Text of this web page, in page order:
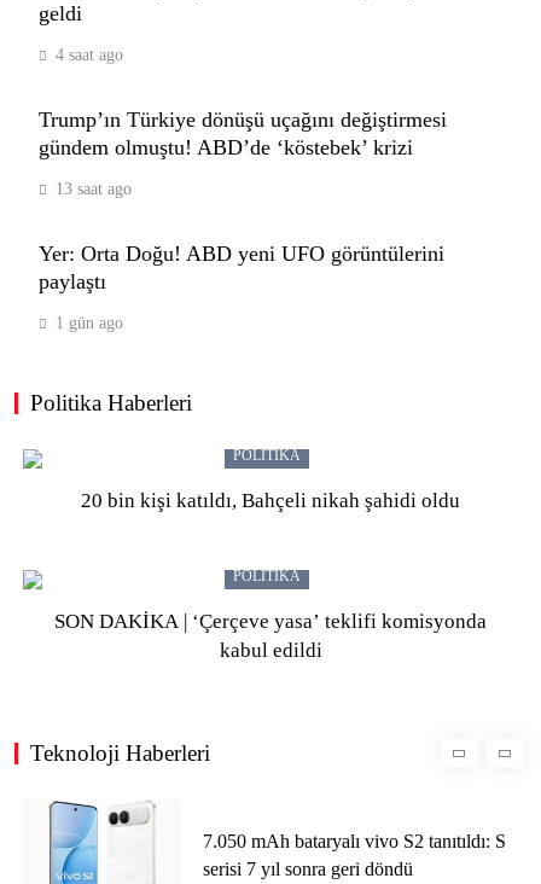
Politika Haberleri
POLITIKA
20 bin kişi katıldı, Bahçeli nikah şahidi oldu
POLITIKA
SON DAKİKA | ‘Çerçeve yasa’ teklifi komisyonda
kabul edildi
geldi
4 saat ago
Trump’ın Türkiye dönüşü uçağını değiştirmesi
gündem olmuştu! ABD’de ‘köstebek’ krizi
13 saat ago
Yer: Orta Doğu! ABD yeni UFO görüntülerini
paylaştı
1 gün ago
Teknoloji Haberleri
8
iPhone 18 öncesi Apple’a beklenmedik
yanıt: CXMT indirim talebini reddetti
1
görüntülendi: Yaklaşık 4 ton
2
OpenAI’ın yapay zekâ ajanları, büyük
7.050 mAh bataryalı vivo S2 tanıtıldı: S
serisi 7 yıl sonra geri döndü